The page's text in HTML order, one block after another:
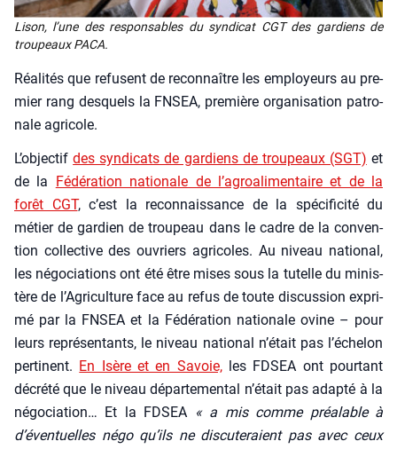
Lison, l’une des res­pon­sables du syn­di­cat CGT des gar­diens de
trou­peaux PACA.
Réa­li­tés que refusent de recon­naître les employeurs au pre­
mier rang des­quels la FNSEA, pre­mière orga­ni­sa­tion patro­
nale agri­cole.
L’objectifdes syn­di­cats de gar­diens de trou­peaux (SGT) et
de la Fédé­ra­tion natio­nale de l’agroalimentaire et de la
forêt CGT, c’est la recon­nais­sance de la spé­ci­fi­ci­té du
métier de gar­dien de trou­peau dans le cadre de la conven­
tion col­lec­tive des ouvriers agri­coles. Au niveau natio­nal,
les négo­cia­tions ont été être mises sous la tutelle du minis­
tère de l’Agriculture face au refus de toute dis­cus­sion expri­
mé par la FNSEA et la Fédé­ra­tion natio­nale ovine – pour
leurs repré­sen­tants, le niveau natio­nal n’était pas l’échelon
per­ti­nent. En Isère et en Savoie,les FDSEA ont pour­tant
décré­té que le niveau dépar­te­men­tal n’était pas adap­té à la
négo­cia­tion… Et la FDSEA « a mis comme préa­lable à
d’éventuelles négo qu’ils ne dis­cu­te­raient pas avec ceux